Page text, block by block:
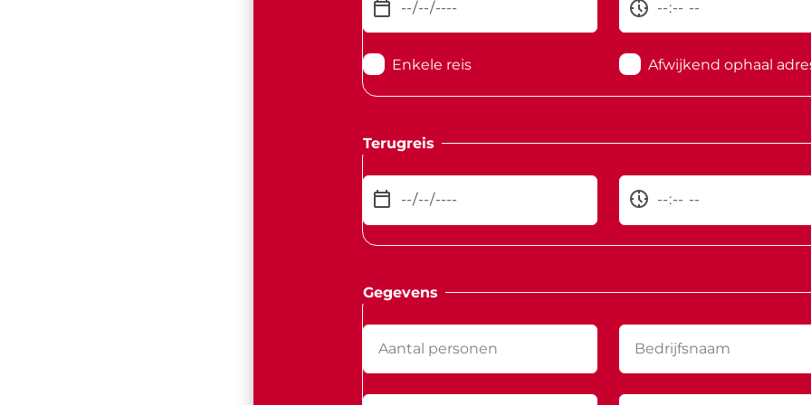
Enkele reis Afwijkend ophaal
Terugreis
Gegevens